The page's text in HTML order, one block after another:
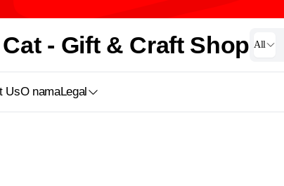
- Gift & Craft Shop All
UsO namaLegal